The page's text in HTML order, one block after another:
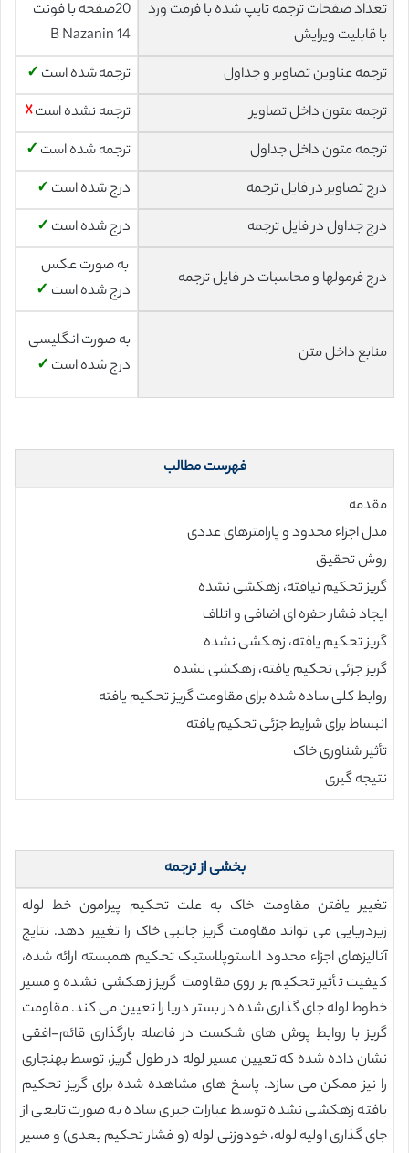
تعداد صفحات ترجمه تایپ شده با فرمت ورد
با قابلیت ویرایش
20صفحه با فونت
14 B Nazanin
ترجمه عناوین تصاویر و جداول
ترجمه شده است ✓
ترجمه متون داخل تصاویر
ترجمه نشده است☓
ترجمه متون داخل جداول
ترجمه شده است ✓
درج تصاویر در فایل ترجمه
درج شده است ✓
درج جداول در فایل ترجمه
درج شده است ✓
درج فرمولها و محاسبات در فایل ترجمه
به صورت عکس
درج شده است ✓
منابع داخل متن
به صورت انگلیسی
درج شده است ✓
فهرست مطالب
مقدمه
مدل اجزاء محدود و پارامترهای عددی
روش تحقیق
گریز تحکیم نیافته، زهکشی نشده
ایجاد فشار حفره ای اضافی و اتلاف
گریز تحکیم یافته، زهکشی نشده
گریز جزئی تحکیم یافته، زهکشی نشده
روابط کلی ساده شده برای مقاومت گریز تحکیم یافته
انبساط برای شرایط جزئی تحکیم یافته
تأثیر شناوری خاک
نتیجه گیری
بخشی از ترجمه
تغییر یافتن مقاومت خاک به علت تحکیم پیرامون خط لوله
زیردریایی می تواند مقاومت گریز جانبی خاک را تغییر دهد. نتایج
آنالیزهای اجزاء محدود الاستوپلاستیک تحکیم همبسته ارائه شده،
کیفیت تأثیر تحکیم بر روی مقاومت گریز زهکشی نشده و مسیر
خطوط لوله جای گذاری شده در بستر دریا را تعیین می کند. مقاومت
گریز با روابط پوش های شکست در فاصله بارگذاری قائم-افقی
نشان داده شده که تعیین مسیر لوله در طول گریز، توسط بهنجاری
را نیز ممکن می سازد. پاسخ های مشاهده شده برای گریز تحکیم
یافته زهکشی نشده توسط عبارات جبری ساده به صورت تابعی از
جای گذاری اولیه لوله، خودوزنی لوله (و فشار تحکیم بعدی) و مسیر